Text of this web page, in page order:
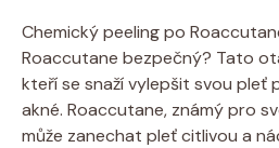
Chemický peeling po
Roaccutane bezpečný? Tato
kteří se snaží vylepšit svou pleť
akné. Roaccutane, známý pro
může zanechat pleť citlivou a